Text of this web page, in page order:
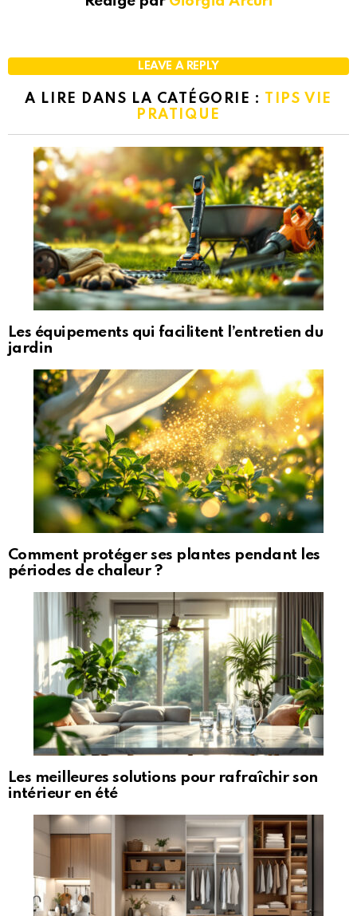
LEAVE A REPLY
A LIRE DANS LA CATÉGORIE : TIPS VIE
PRATIQUE
Les équipements qui facilitent l’entretien du
jardin
Comment protéger ses plantes pendant les
périodes de chaleur ?
Les meilleures solutions pour rafraîchir son
intérieur en été